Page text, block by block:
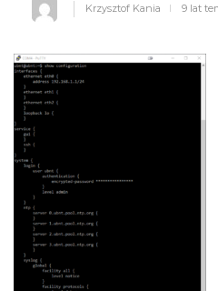
Krzysztof Kania 9 lat